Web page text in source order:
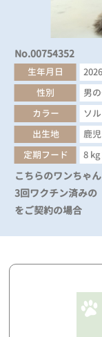
No.00754352
生年月日
性別
男
カラー
ソ
出生地
鹿
定期フード
8
こちらのワンちゃん
3回ワクチン済みの
をご契約の場合